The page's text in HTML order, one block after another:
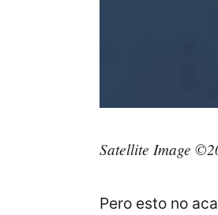
Satellite Image
Pero esto no